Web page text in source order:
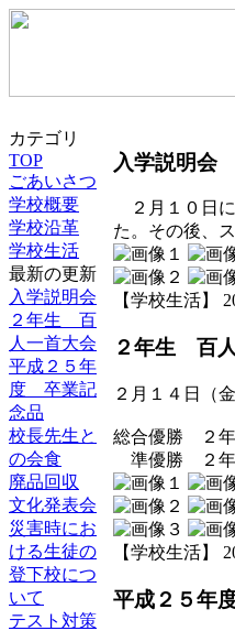
カテゴリ
TOP
ごあいさつ
学校概要
学校沿革
学校生活
最新の更新
入学説明会
２年生 百
人一首大会
平成２５年
度 卒業記
念品
校長先生と
の会食
廃品回収
文化発表会
災害時にお
ける生徒の
登下校につ
いて
テスト対策
入学説明会
２月１０日に
た。その後、
【学校生活】
２年生 百
２月１４日（
総合優勝 ２年
準優勝 ２年
【学校生活】
平成２５年